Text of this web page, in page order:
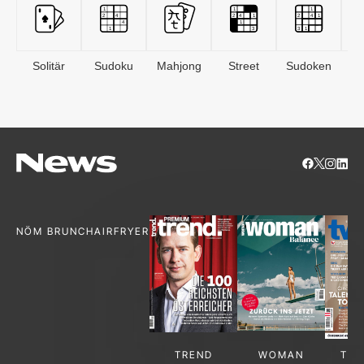
Solitär Sudoku Mahjong Street Sudoken
NÖM BRUNCHAIRFRYER
TREND WOMAN TV-